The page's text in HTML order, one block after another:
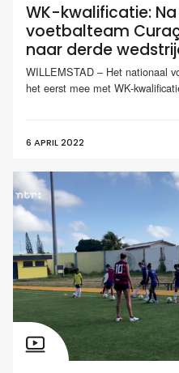
WK-kwalificatie:
voetbalteam
naar derde
WILLEMSTAD – Het nationaal
het eerst mee met WK-
6 APRIL 2022